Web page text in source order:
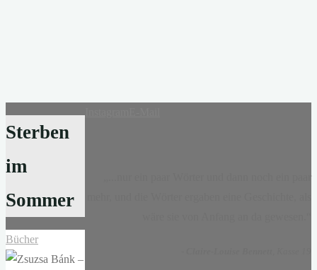
Sterben
im
Sommer
Bücher